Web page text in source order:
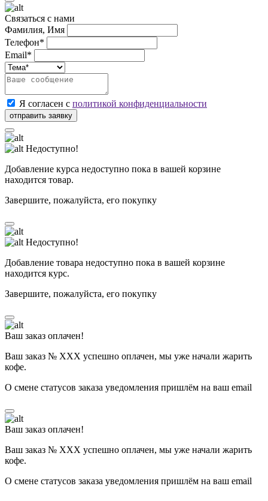
Связаться с нами
Фамилия, Имя
Телефон*
Email*
Я согласен с политикой конфиденциальности
Недоступно!
Добавление курса недоступно пока в вашей корзине
находится товар.
Завершите, пожалуйста, его покупку
Недоступно!
Добавление товара недоступно пока в вашей корзине
находится курс.
Завершите, пожалуйста, его покупку
Ваш заказ оплачен!
Ваш заказ № ХХХ успешно оплачен, мы уже начали жарить
кофе.
О смене статусов заказа уведомления пришлём на ваш email
Ваш заказ оплачен!
Ваш заказ № ХХХ успешно оплачен, мы уже начали жарить
кофе.
О смене статусов заказа уведомления пришлём на ваш email